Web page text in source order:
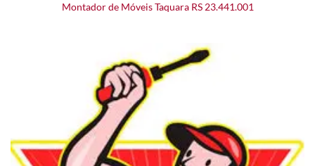
Montador de Móveis Taquara RS 23.441.001